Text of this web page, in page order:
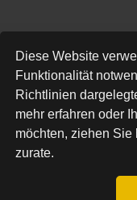
Diese Website
Funktionalität
Richtlinien
mehr erfahren oder
möchten, ziehen Sie
zurate.
SICHERE
© All